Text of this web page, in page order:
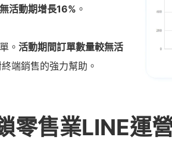
活動期增長16% 。
。 活動期間訂單數量較無活
端銷售的強力幫助。
零售業LINE運